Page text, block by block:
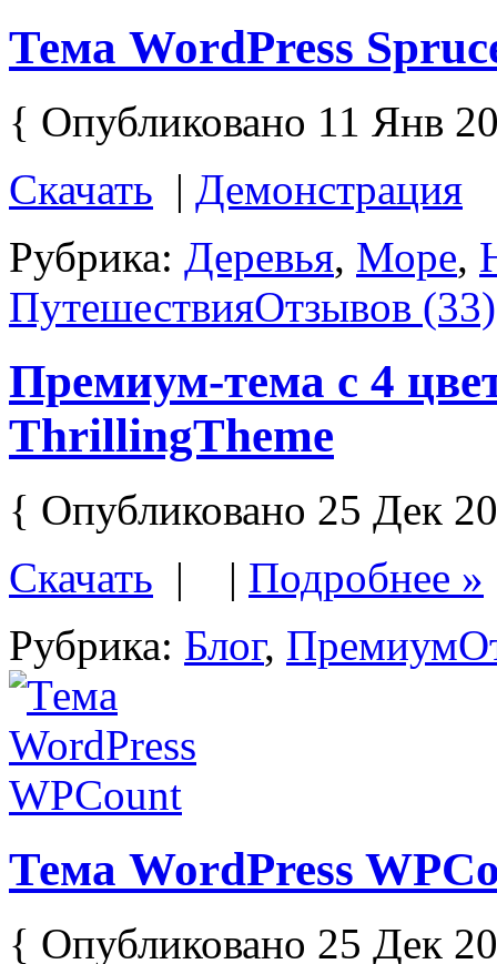
Тема WordPress
{ Опубликовано 11 Янв
Скачать | Демонстрация
Рубрика: Деревья, Море,
ПутешествияОтзывов (33)
Премиум-тема с 4
ThrillingTheme
{ Опубликовано 25 Дек
Скачать | | Подробнее »
Рубрика: Блог, Премиум
Тема WordPress
{ Опубликовано 25 Дек